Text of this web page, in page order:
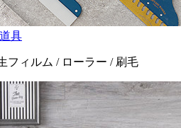
具
フィルム / ローラー / 刷毛